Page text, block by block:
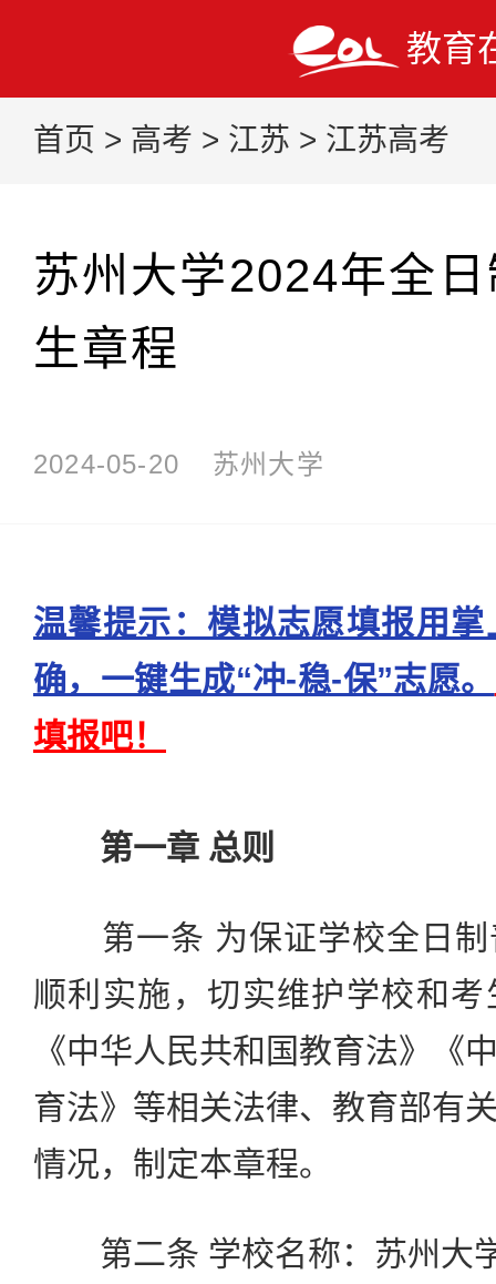
教育
首页 > 高考 > 江苏 > 江苏高考
苏州大学2024年全
生章程
2024-05-20 苏州大学
温馨提示：模拟志愿填报用
确，一键生成“冲-稳-保”志愿。
填报吧！
第一章 总则
第一条 为保证学校全日制
顺利实施，切实维护学校和
《中华人民共和国教育法》《
育法》等相关法律、教育部有
情况，制定本章程。
第二条 学校名称：苏州大